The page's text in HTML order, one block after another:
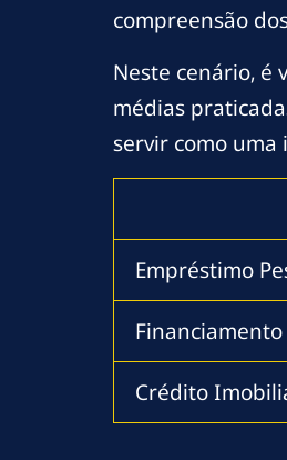
compreensão
Neste cenário, é
médias
servir como
Empréstimo
Crédito